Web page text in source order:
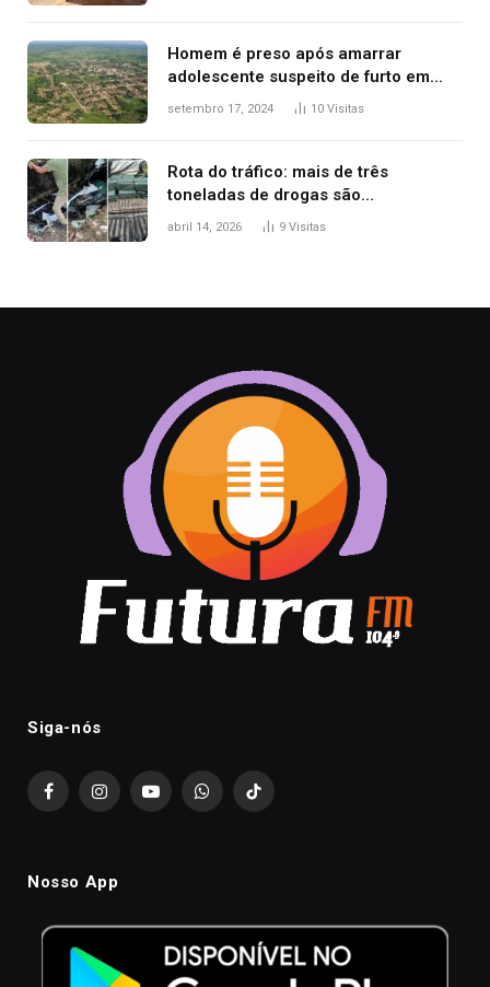
Homem é preso após amarrar
adolescente suspeito de furto em
estaca de cerca e agredi-lo
setembro 17, 2024 10 Visitas
Rota do tráfico: mais de três
toneladas de drogas são
apreendidas no TO em três meses
abril 14, 2026 9 Visitas
Siga-nós
FacebookInstagramYouTubeWhatsAppTikTok
Nosso App